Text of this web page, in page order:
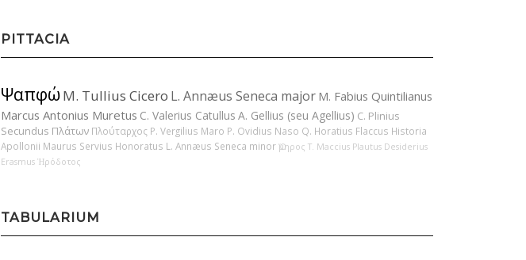
PITTACIA
ΨαπφώM. Tullius Cicero L. Annæus Seneca major M. Fabius Quintilianus
Marcus Antonius Muretus C. Valerius Catullus A. Gellius (seu Agellius) C. Plinius
Secundus Πλάτων Πλούταρχος P. Vergilius Maro P. Ovidius Naso Q. Horatius Flaccus Historia
Apollonii Maurus Servius Honoratus L. Annæus Seneca minor Ὅμηρος T. Maccius Plautus Desiderius
Erasmus Ἡρόδοτος
TABULARIUM